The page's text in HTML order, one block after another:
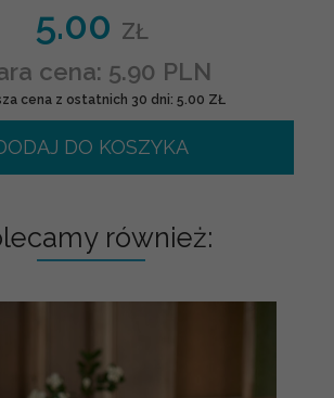
5.00 ZŁ
cena: 5.90 PLN
cena z ostatnich 30 dni: 5.00 ZŁ
DO KOSZYKA
również: